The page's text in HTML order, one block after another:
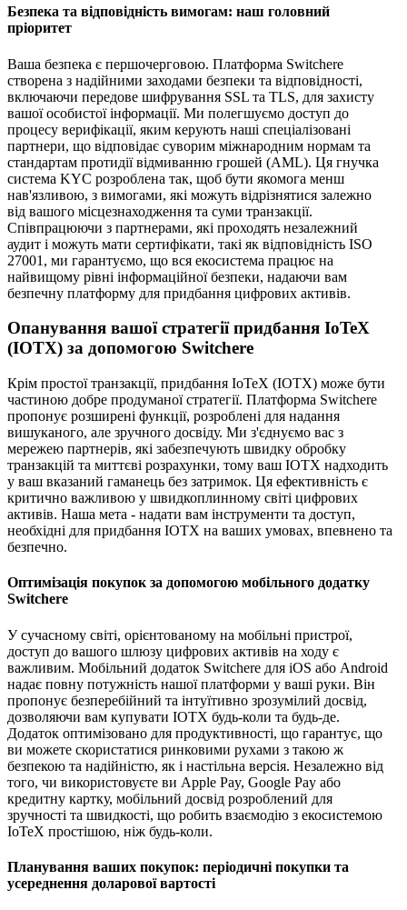
Безпека та відповідність вимогам: наш головний
пріоритет
Ваша безпека є першочерговою. Платформа Switchere
створена з надійними заходами безпеки та відповідності,
включаючи передове шифрування SSL та TLS, для захисту
вашої особистої інформації. Ми полегшуємо доступ до
процесу верифікації, яким керують наші спеціалізовані
партнери, що відповідає суворим міжнародним нормам та
стандартам протидії відмиванню грошей (AML). Ця гнучка
система KYC розроблена так, щоб бути якомога менш
нав'язливою, з вимогами, які можуть відрізнятися залежно
від вашого місцезнаходження та суми транзакції.
Співпрацюючи з партнерами, які проходять незалежний
аудит і можуть мати сертифікати, такі як відповідність ISO
27001, ми гарантуємо, що вся екосистема працює на
найвищому рівні інформаційної безпеки, надаючи вам
безпечну платформу для придбання цифрових активів.
Опанування вашої стратегії придбання IoTeX
(IOTX) за допомогою Switchere
Крім простої транзакції, придбання IoTeX (IOTX) може бути
частиною добре продуманої стратегії. Платформа Switchere
пропонує розширені функції, розроблені для надання
вишуканого, але зручного досвіду. Ми з'єднуємо вас з
мережею партнерів, які забезпечують швидку обробку
транзакцій та миттєві розрахунки, тому ваш IOTX надходить
у ваш вказаний гаманець без затримок. Ця ефективність є
критично важливою у швидкоплинному світі цифрових
активів. Наша мета - надати вам інструменти та доступ,
необхідні для придбання IOTX на ваших умовах, впевнено та
безпечно.
Оптимізація покупок за допомогою мобільного додатку
Switchere
У сучасному світі, орієнтованому на мобільні пристрої,
доступ до вашого шлюзу цифрових активів на ходу є
важливим. Мобільний додаток Switchere для iOS або Android
надає повну потужність нашої платформи у ваші руки. Він
пропонує безперебійний та інтуїтивно зрозумілий досвід,
дозволяючи вам купувати IOTX будь-коли та будь-де.
Додаток оптимізовано для продуктивності, що гарантує, що
ви можете скористатися ринковими рухами з такою ж
безпекою та надійністю, як і настільна версія. Незалежно від
того, чи використовуєте ви Apple Pay, Google Pay або
кредитну картку, мобільний досвід розроблений для
зручності та швидкості, що робить взаємодію з екосистемою
IoTeX простішою, ніж будь-коли.
Планування ваших покупок: періодичні покупки та
усереднення доларової вартості